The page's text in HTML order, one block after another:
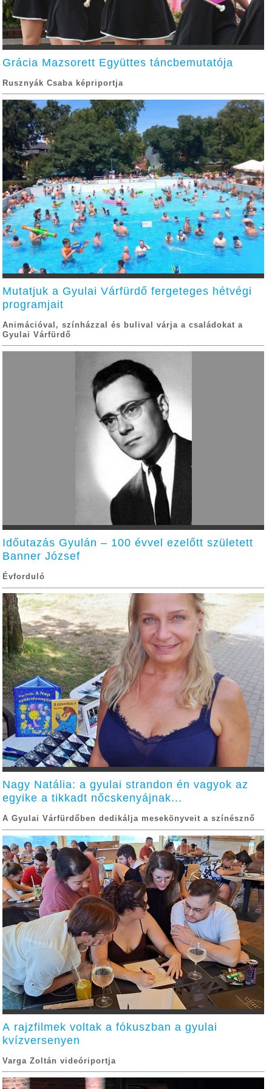
Grácia Mazsorett Együttes táncbemutatója
Rusznyák Csaba képriportja
Mutatjuk a Gyulai Várfürdő fergeteges hétvégi
programjait
Animációval, színházzal és bulival várja a családokat a
Gyulai Várfürdő
Időutazás Gyulán – 100 évvel ezelőtt született
Banner József
Évforduló
Nagy Natália: a gyulai strandon én vagyok az
egyike a tikkadt nőcskenyájnak...
A Gyulai Várfürdőben dedikálja mesekönyveit a színésznő
A rajzfilmek voltak a fókuszban a gyulai
kvízversenyen
Varga Zoltán videóriportja